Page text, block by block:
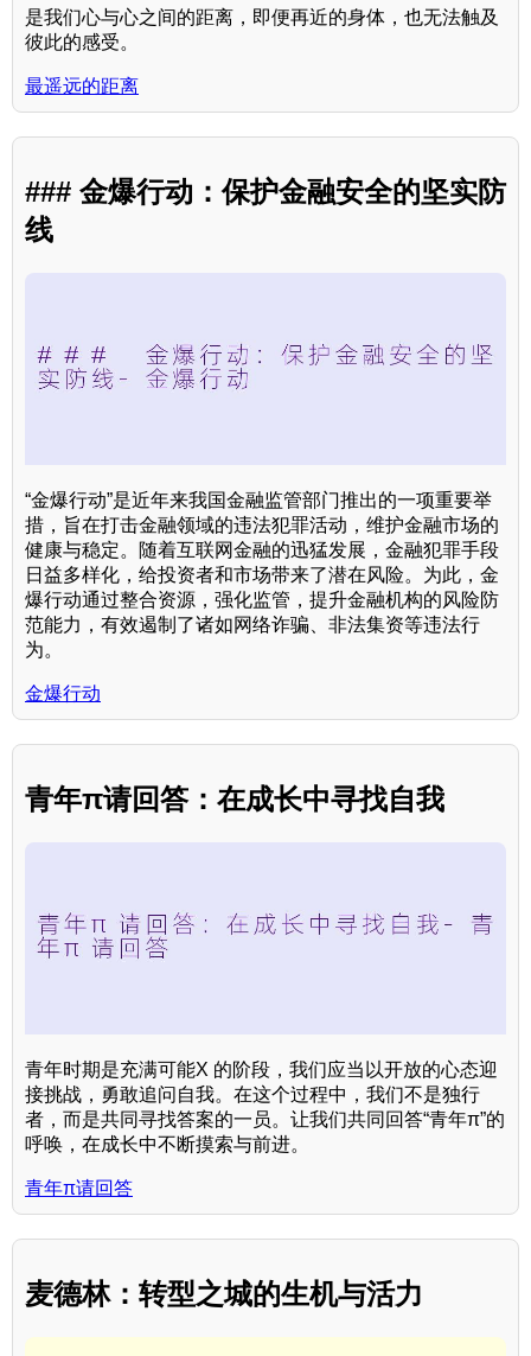
是我们心与心之间的距离，即便再近的身体，也无法触及
彼此的感受。
最遥远的距离
### 金爆行动：保护金融安全的坚实防
线
“金爆行动”是近年来我国金融监管部门推出的一项重要举
措，旨在打击金融领域的违法犯罪活动，维护金融市场的
健康与稳定。随着互联网金融的迅猛发展，金融犯罪手段
日益多样化，给投资者和市场带来了潜在风险。为此，金
爆行动通过整合资源，强化监管，提升金融机构的风险防
范能力，有效遏制了诸如网络诈骗、非法集资等违法行
为。
金爆行动
青年π请回答：在成长中寻找自我
青年时期是充满可能X 的阶段，我们应当以开放的心态迎
接挑战，勇敢追问自我。在这个过程中，我们不是独行
者，而是共同寻找答案的一员。让我们共同回答“青年π”的
呼唤，在成长中不断摸索与前进。
青年π请回答
麦德林：转型之城的生机与活力